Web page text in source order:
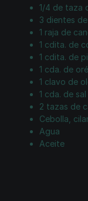
1/4 de taza
3 dientes
1 raja de
1 cdita. de
1 cdita. de
1 cda. de
1 clavo de
1 cda. de
2 tazas de
Cebolla,
Agua
Aceite